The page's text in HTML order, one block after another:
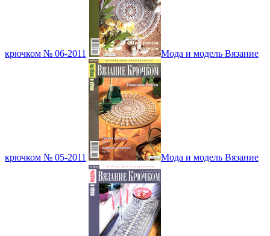
крючком № 06-2011 Мода и модель Вязание
крючком № 05-2011 Мода и модель Вязание